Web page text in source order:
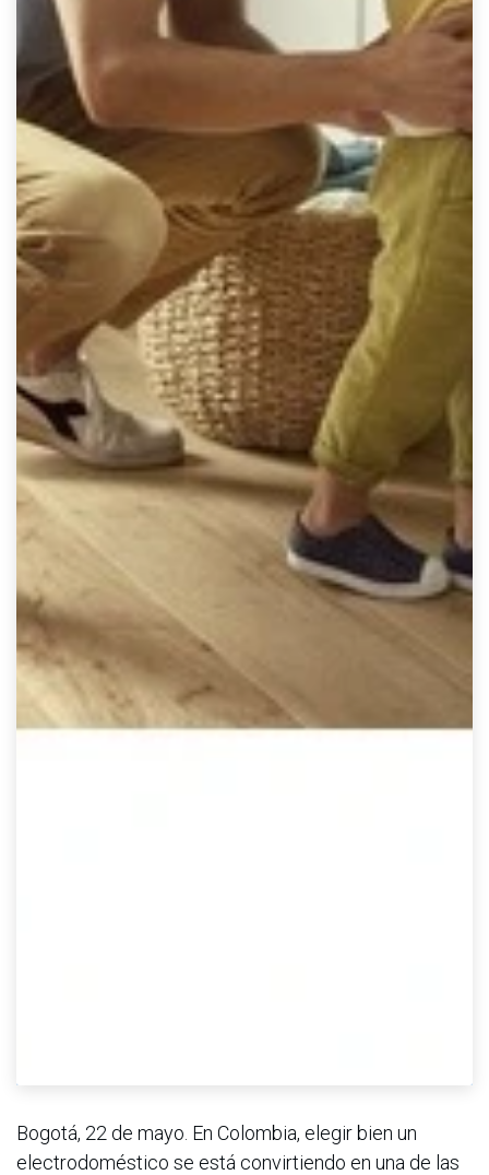
Bogotá, 22 de mayo. En Colombia, elegir bien un
electrodoméstico se está convirtiendo en una de las